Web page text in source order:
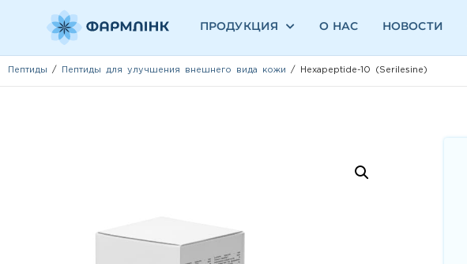
ПРОДУКЦИЯ О НАС НОВОСТИ
Пептиды / Пептиды для улучшения внешнего вида кожи / Hexapeptide-10 (Serilesine)